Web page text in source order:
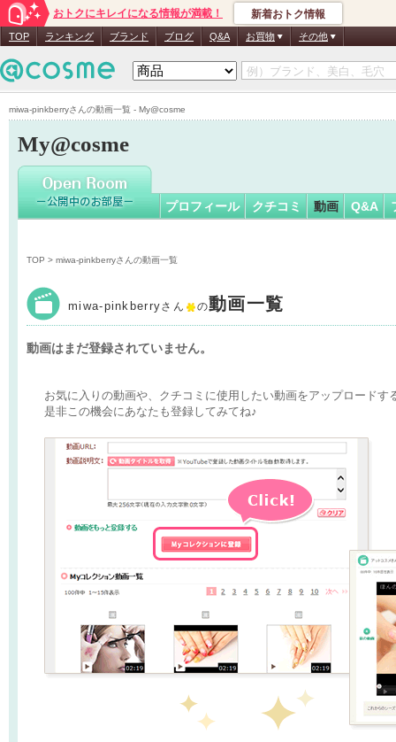
miwa-pinkberryさんの動画一覧 - My@cosme
おトクにキレイになる情報が満載！ 新着おトク情報
TOP ランキング ブランド ブログ Q&A お買物 その他
My@cosme
miwa-
プロフィール クチコミ 動画 Q&A
TOP > miwa-pinkberryさんの動画一覧
miwa-pinkberryさん の動画一覧
動画はまだ登録されていません。
お気に入りの動画や、クチコミに使用したい動画をアップロードす
是非この機会にあなたも登録してみてね♪